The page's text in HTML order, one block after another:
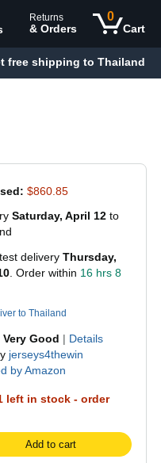
Returns
& Orders
0
Cart
free shipping to Thailand
$860.85
Saturday, April 12 to
delivery Thursday,
. Order within 16 hrs 8
to Thailand
Good | Details
jerseys4thewin
by Amazon
left in stock - order
Add to cart